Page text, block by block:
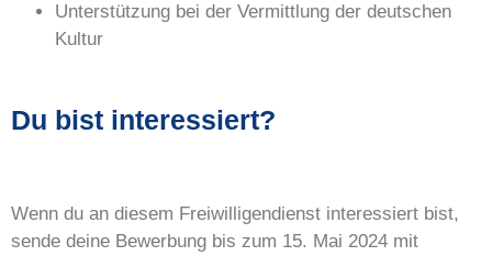
Unterstützung bei der Vermittlung der deutschen
Kultur
Du bist interessiert?
Wenn du an diesem Freiwilligendienst interessiert bist,
sende deine Bewerbung bis zum 15. Mai 2024 mit